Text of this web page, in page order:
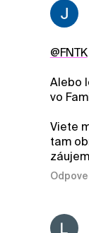
@FNTK
Alebo
vo
Viete
tam